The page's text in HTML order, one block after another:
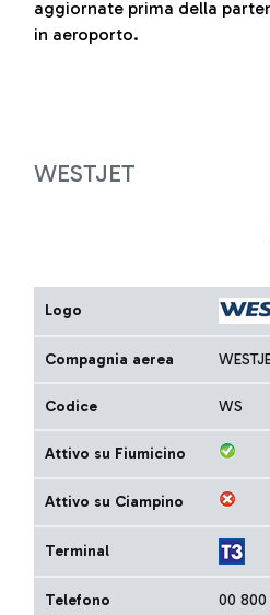
aggiornate prima della
in aeroporto.
WESTJET
Logo
Compagnia aerea
Codice WS
Attivo su Fiumicino
Attivo su Ciampino
Terminal
Telefono 00 800